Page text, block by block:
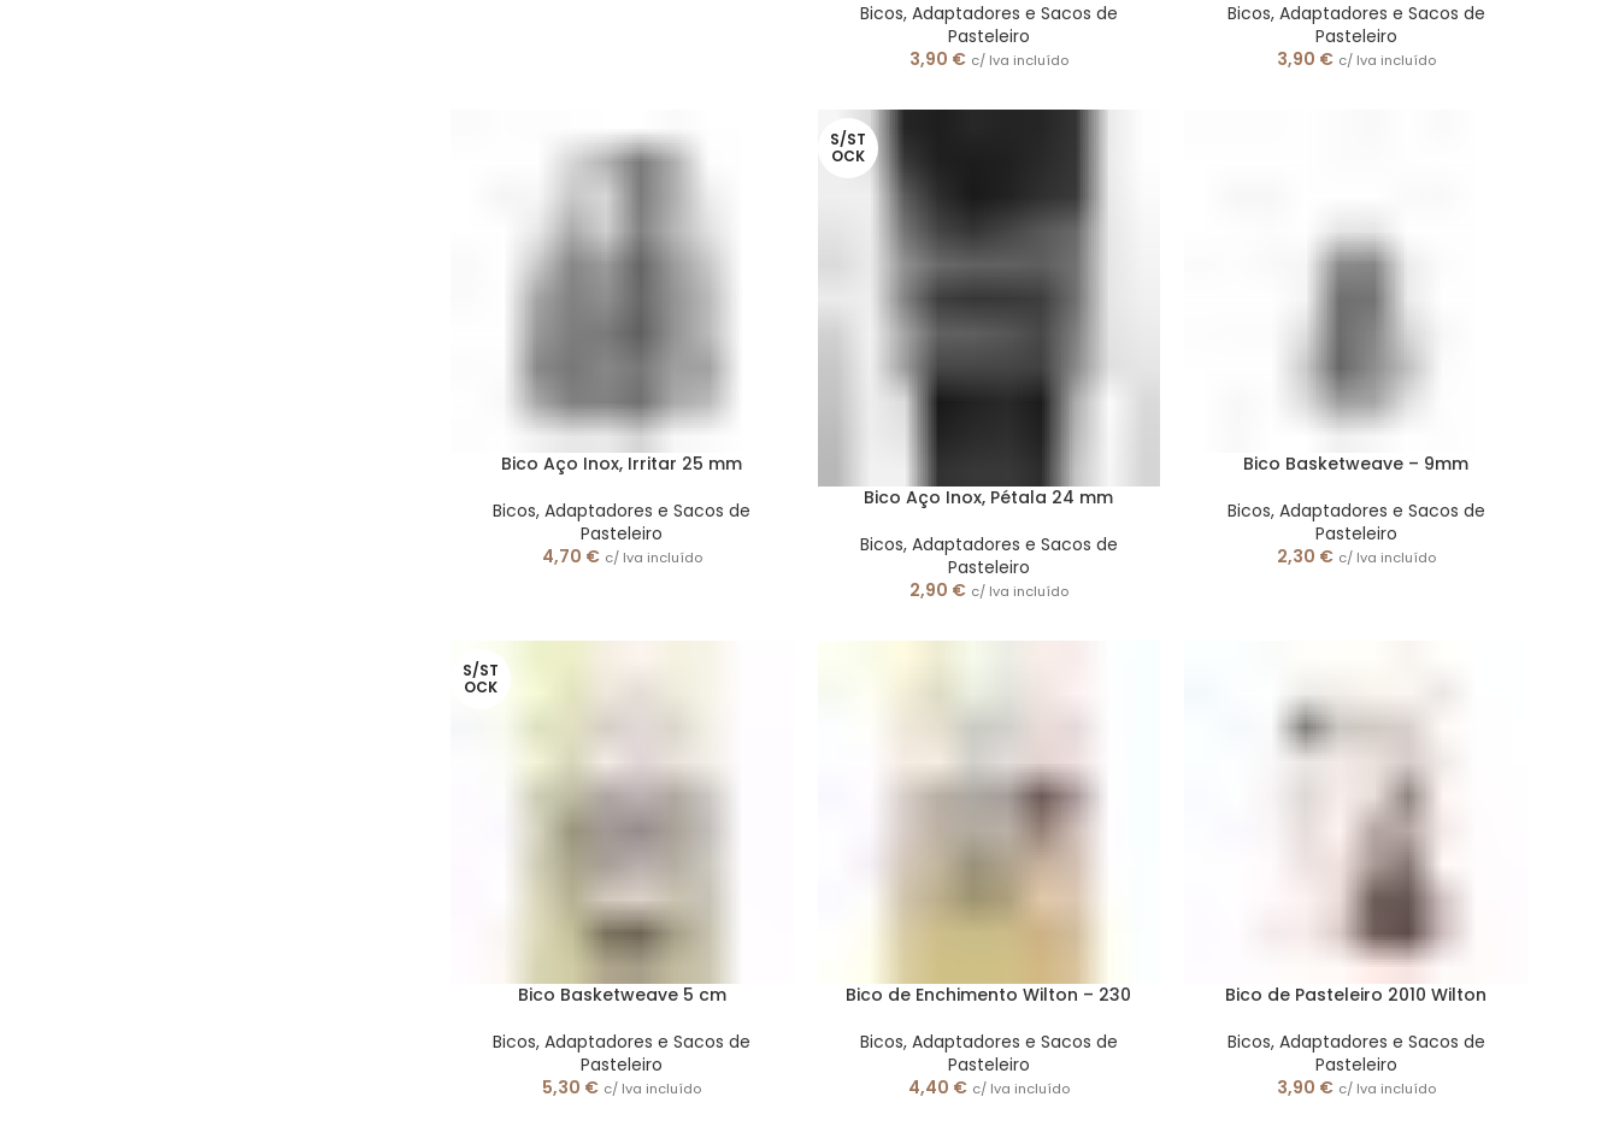
Bicos, Adaptadores e Sacos de
Pasteleiro
3,90 € c/ Iva incluído
Bicos, Adaptadores e Sacos de
Pasteleiro
3,90 € c/ Iva incluído
Bico Aço Inox, Irritar 25 mm
Bicos, Adaptadores e Sacos de
Pasteleiro
4,70 € c/ Iva incluído
S/ST
OCK
Bico Aço Inox, Pétala 24 mm
Bicos, Adaptadores e Sacos de
Pasteleiro
2,90 € c/ Iva incluído
Bico Basketweave – 9mm
Bicos, Adaptadores e Sacos de
Pasteleiro
2,30 € c/ Iva incluído
S/ST
OCK
Bico Basketweave 5 cm
Bicos, Adaptadores e Sacos de
Pasteleiro
5,30 € c/ Iva incluído
Bico de Enchimento Wilton – 230
Bicos, Adaptadores e Sacos de
Pasteleiro
4,40 € c/ Iva incluído
Bico de Pasteleiro 2010 Wilton
Bicos, Adaptadores e Sacos de
Pasteleiro
3,90 € c/ Iva incluído